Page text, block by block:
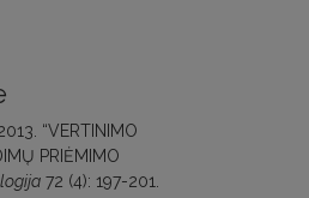
“VERTINIMO
PRIĖMIMO
72 (4): 197-201.